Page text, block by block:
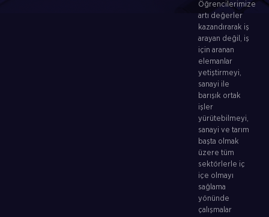
Öğrencilerimize
artı değerler
kazandırarak iş
arayan değil, iş
için aranan
elemanlar
yetiştirmeyi,
sanayi ile
barışık ortak
işler
yürütebilmeyi,
sanayi ve tarım
başta olmak
üzere tüm
sektörlerle iç
içe olmayı
sağlama
yönünde
çalışmalar